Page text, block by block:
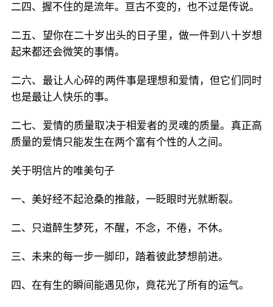
二四、握不住的是流年。亘古不变的，也不过是传说。
二五、望你在二十岁出头的日子里，做一件到八十岁想
起来都还会微笑的事情。
二六、最让人心碎的两件事是理想和爱情，但它们同时
也是最让人快乐的事。
二七、爱情的质量取决于相爱者的灵魂的质量。真正高
质量的爱情只能发生在两个富有个性的人之间。
关于明信片的唯美句子
一、美好经不起沧桑的推敲，一眨眼时光就断裂。
二、只道醉生梦死，不醒，不念，不倦，不休。
三、未来的每一步一脚印，踏着彼此梦想前进。
四、在有生的瞬间能遇见你，竟花光了所有的运气。